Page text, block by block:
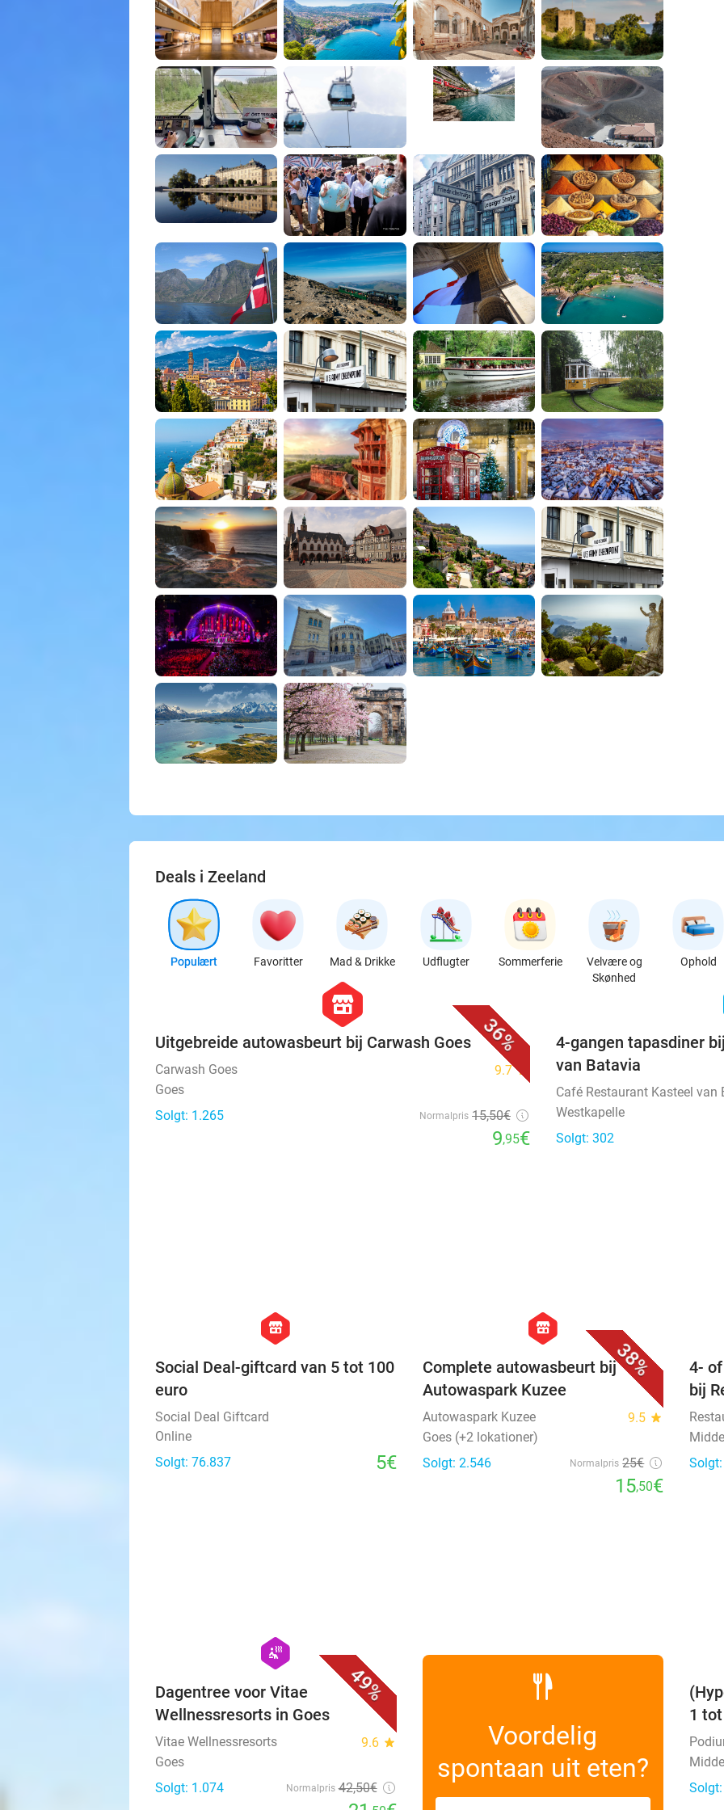
Deals i Zeeland
Populært Favoritter Mad & Drikke Udflugter Sommerferie
Velvære og
Skønhed
Ophold
36%
hexagon
store
Uitgebreide autowasbeurt bij Carwash Goes
Carwash Goes 9.7star
Goes
Solgt: 1.265
Normalpris 15,50€
9,95€
4-gangen tapasdiner
van Batavia
Café Restaurant Kasteel van
Westkapelle
Solgt: 302
hexagon
store
Social Deal-giftcard van 5 tot 100
euro
Social Deal Giftcard
Online
Solgt: 76.837
5€
38%
hexagon
store
Complete autowasbeurt bij
Autowaspark Kuzee
Autowaspark Kuzee 9.5 star
Goes (+2 lokationer)
Solgt: 2.546
Normalpris 25€
15,50€
4-
bij
49%
hexagon
wellness
Dagentree voor Vitae
Wellnessresorts in Goes
Vitae Wellnessresorts 9.6 star
Goes
Solgt: 1.074
Normalpris 42,50€
Voordelig
spontaan uit eten?
1